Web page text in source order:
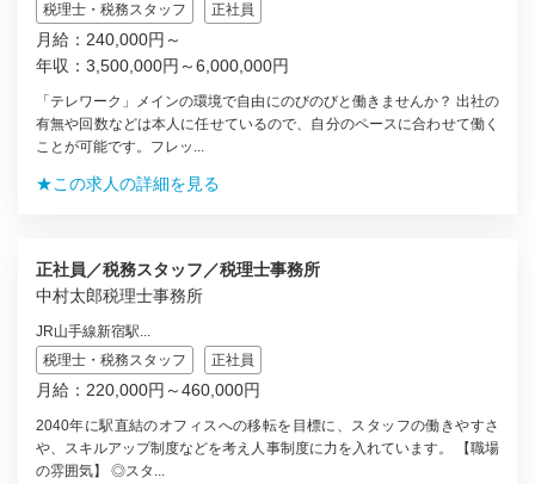
税理士・税務スタッフ
正社員
月給：240,000円～
年収：3,500,000円～6,000,000円
「テレワーク」メインの環境で自由にのびのびと働きませんか？ 出社の
有無や回数などは本人に任せているので、自分のペースに合わせて働く
ことが可能です。フレッ...
★この求人の詳細を見る
正社員／税務スタッフ／税理士事務所
中村太郎税理士事務所
JR山手線新宿駅...
税理士・税務スタッフ
正社員
月給：220,000円～460,000円
2040年に駅直結のオフィスへの移転を目標に、スタッフの働きやすさ
や、スキルアップ制度などを考え人事制度に力を入れています。 【職場
の雰囲気】 ◎スタ...